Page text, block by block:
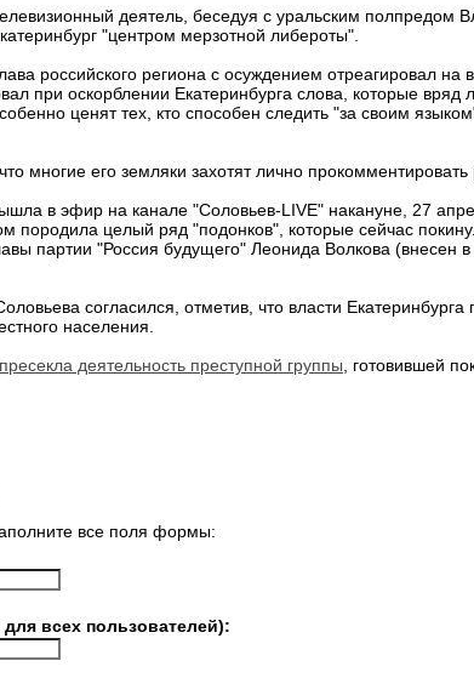
деятель, беседуя с уральским полпредом
"центром мерзотной либероты".
российского региона с осуждением отреагировал на
при оскорблении Екатеринбурга слова, которые вряд
ценят тех, кто способен следить "за своим
многие его земляки захотят лично прокомментировать
в эфир на канале "Соловьев-LIVE" накануне, 27
породила целый ряд "подонков", которые сейчас
партии "Россия будущего" Леонида Волкова (внесен в
согласился, отметив, что власти
населения.
пресекла деятельность преступной группы , готовившей
все поля формы:
всех пользователей):